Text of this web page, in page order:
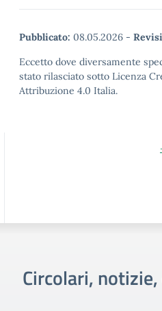
Pubblicato: 08.05.2026 -
Eccetto dove diversamente
stato rilasciato sotto Licenza
Attribuzione 4.0 Italia.
Circolari,